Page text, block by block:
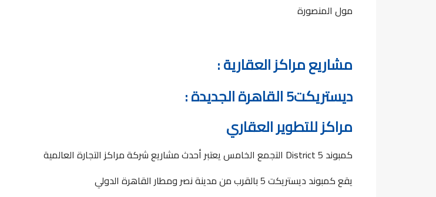
مول المنصورة
مشاريع مراكز العقارية :
ديستريكت5 القاهرة الجديدة :
مراكز للتطوير العقاري
كمبوند 5 District التجمع الخامس يعتبر أحدث مشاريع شركة مراكز التجارة العالمية
يقع كمبوند ديستريكت 5 بالقرب من مدينة نصر ومطار القاهرة الدولي